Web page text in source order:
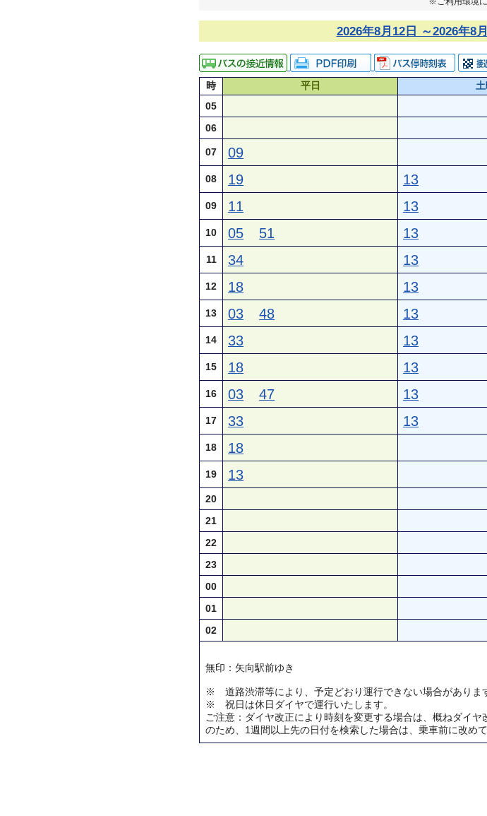
2026年8月12日 ～2026年8
時 平日
05
06
07 09
08 19 13
09 11 13
10 05 51 13
11 34 13
12 18 13
13 03 48 13
14 33 13
15 18 13
16 03 47 13
17 33 13
18 18
19 13
20
21
22
23
00
01
02
無印：矢向駅前ゆき
※ 道路渋滞等により、予定どおり運行できない場合がありま
※ 祝日は休日ダイヤで運行いたします。
ご注意：ダイヤ改正により時刻を変更する場合は、概ねダイ
のため、1週間以上先の日付を検索した場合は、乗車前に改め